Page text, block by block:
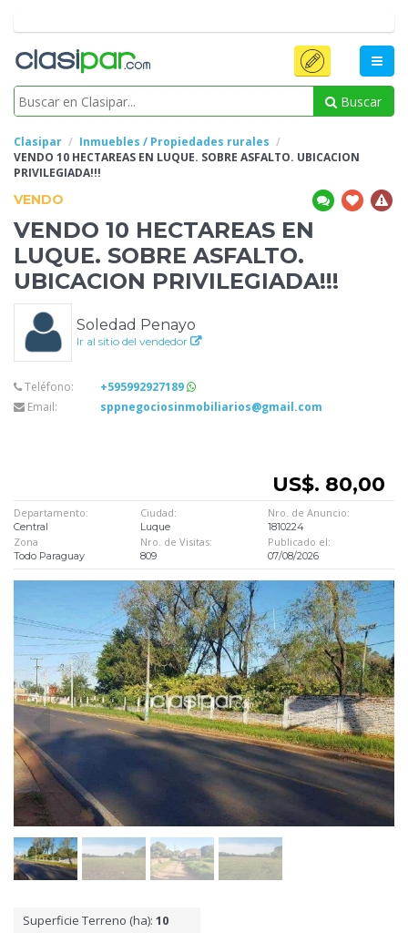
Buscar
Clasipar
Inmuebles / Propiedades rurales
VENDO 10 HECTAREAS EN LUQUE. SOBRE ASFALTO. UBICACION
PRIVILEGIADA!!!
VENDO
VENDO 10 HECTAREAS EN
LUQUE. SOBRE ASFALTO.
UBICACION PRIVILEGIADA!!!
Soledad Penayo
Ir al sitio del vendedor
Teléfono:
+595992927189
Email:
sppnegociosinmobiliarios@gmail.com
US$. 80,00
Departamento:
Central
Ciudad:
Luque
Nro. de Anuncio:
1810224
Zona
Todo Paraguay
Nro. de Visitas:
809
Publicado el:
07/08/2026
Superficie Terreno (ha): 10